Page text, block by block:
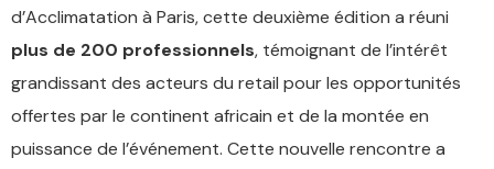
d’Acclimatation à Paris, cette deuxième édition a réuni
plus de 200 professionnels, témoignant de l’intérêt
grandissant des acteurs du retail pour les opportunités
offertes par le continent africain et de la montée en
puissance de l’événement. Cette nouvelle rencontre a